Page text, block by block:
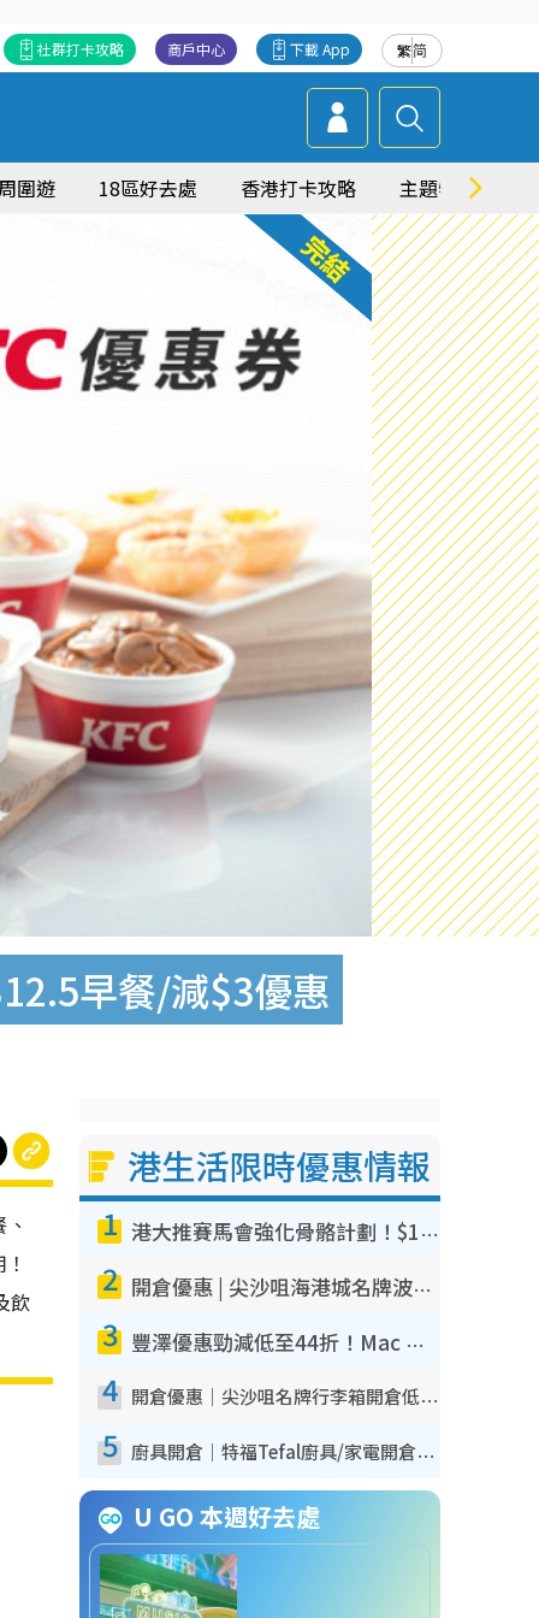
繁简
下載 App
商戶中心
社群打卡攻略
圍遊 18區好去處 香港打卡攻略 主題特集
早餐/減$3優惠
飲
港生活限時優惠情報
1 港大推賽馬會強化骨骼計劃！$100骨質密度X光檢查 完成免費運動訓練送超市禮券！附參加資格
2 開倉優惠 | 尖沙咀海港城名牌波鞋開倉低至1折！On鞋$899起／Joy&Peace鞋履$98起
3 豐澤優惠勁減低至44折！Mac mini/iPhone17Pro大減價！廚房家電$220起
4 開倉優惠｜尖沙咀名牌行李箱開倉低至4折！一連5日 American Tourister/ace./Hallmark $200起！
5 廚具開倉｜特福Tefal廚具/家電開倉低至3折！$220起買平底鍋/炒鑊/湯煲！電飯煲/吸塵機/燙斗$418起
U GO 本週好去處